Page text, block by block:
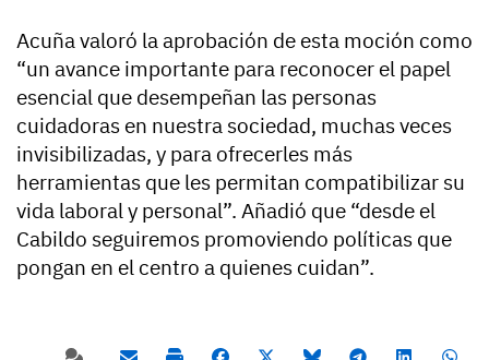
Acuña valoró la aprobación de esta moción como
“un avance importante para reconocer el papel
esencial que desempeñan las personas
cuidadoras en nuestra sociedad, muchas veces
invisibilizadas, y para ofrecerles más
herramientas que les permitan compatibilizar su
vida laboral y personal”. Añadió que “desde el
Cabildo seguiremos promoviendo políticas que
pongan en el centro a quienes cuidan”.